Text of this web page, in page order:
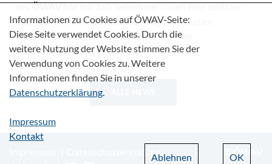
desÖWAVbot mit 165 Teilnehmer:innen eine zentrale
Plattform für den fachlichen Dialog zu aktuellen
Herausforderungen und Entwicklungen im
Deponiebereich.
Datenschutzerklärung
© ÖWAV
Informationen zu Cookies auf ÖWAV-Seite:
Diese Seite verwendet Cookies. Durch die
weitere Nutzung der Website stimmen Sie der
Verwendung von Cookies zu. Weitere
Informationen finden Sie in unserer
Datenschutzerklärung.
Impressum
Kontakt
OK
Ablehnen